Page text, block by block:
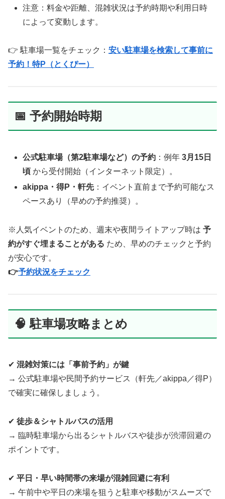
注意：料金や距離、混雑状況は予約時期や利用日時
によって変動します。
👉 駐車場一覧をチェック： 安い駐車場を検索して事前に
予約！特P（とくぴー）
📅 予約開始時期
公式駐車場（第2駐車場など）の予約 ：例年3月15日
頃 から受付開始（インターネット限定）。
akippa・得P・軒先：イベント直前まで予約可能なス
ペースあり（早めの予約推奨）。
※人気イベントのため、週末や夜間ライトアップ時は 予
約がすぐ埋まることがある ため、早めのチェックと予約
が安心です。
👉予約状況をチェック
🧠 駐車場攻略まとめ
✔ 混雑対策には「事前予約」が鍵
→ 公式駐車場や民間予約サービス（軒先／akippa／得P）
で確実に確保しましょう。
✔ 徒歩＆シャトルバスの活用
→ 臨時駐車場から出るシャトルバスや徒歩が渋滞回避の
ポイントです。
✔ 平日・早い時間帯の来場が混雑回避に有利
→ 午前中や平日の来場を狙うと駐車や移動がスムーズで